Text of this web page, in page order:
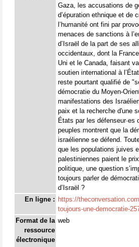
Gaza, les accusations de
d’épuration ethnique et de
l’humanité ont fini par
menaces de sanctions à
d’Israël de la part de ses
occidentaux, dont la
Uni et le Canada, faisant
soutien international à
reste pourtant qualifié de
démocratie du Moyen-
manifestations des
paix et la recherche d'une
États par les défenseur·es
peuples montrent que la
israélienne se défend.
que les populations juives
palestiniennes paient le
politique, une question
toujours parler de
d’Israël ?
En ligne : https://
toujours-une-democratie-
Format de la
ressource
électronique
web